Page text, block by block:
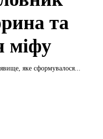
та
міфу
яке сформувалося...